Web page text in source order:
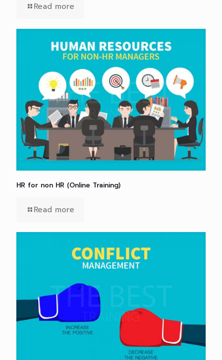
Read more
HR for non HR (Online Training)
Read more